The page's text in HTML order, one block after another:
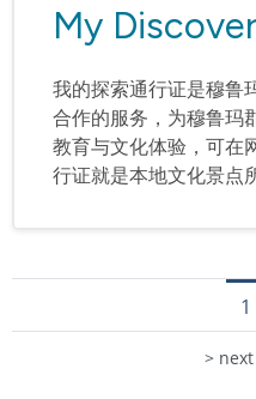
My
我的探索通行证是穆鲁
合作的服务，为穆鲁玛
教育与文化体验，可在
行证就是本地文化景点
1
下一页
> next